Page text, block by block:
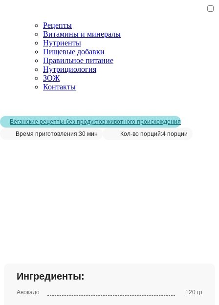
Рецепты
Витамины и минералы
Нутриенты
Пищевые добавки
Правильное питание
Нутрициология
ЗОЖ
Контакты
Веганские рецепты без продуктов животного происхождения
Время приготовления:30 мин Кол-во порций:4 порции
Ингредиенты:
Авокадо 120 гр